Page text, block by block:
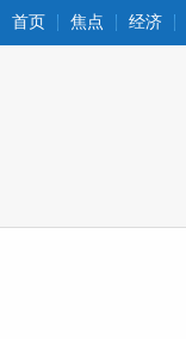
首页 焦点 经济